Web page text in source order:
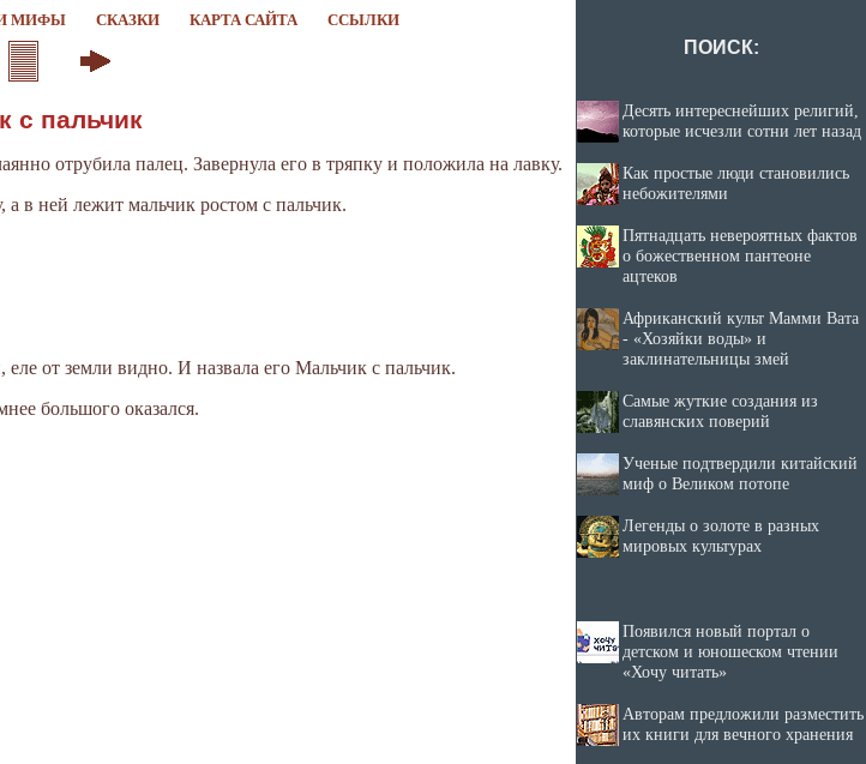
МИФЫ СКАЗКИ КАРТА САЙТА ССЫЛКИ
с пальчик
отрубила палец. Завернула его в тряпку и положила на лавку.
а в ней лежит мальчик ростом с пальчик.
от земли видно. И назвала его Мальчик с пальчик.
большого оказался.
ПОИСК:
Десять интереснейших религий,
которые исчезли сотни лет назад
Как простые люди становились
небожителями
Пятнадцать невероятных фактов
о божественном пантеоне
ацтеков
Африканский культ Мамми Вата
- «Хозяйки воды» и
заклинательницы змей
Самые жуткие создания из
славянских поверий
Ученые подтвердили китайский
миф о Великом потопе
Легенды о золоте в разных
мировых культурах
Появился новый портал о
детском и юношеском чтении
«Хочу читать»
Авторам предложили разместить
их книги для вечного хранения